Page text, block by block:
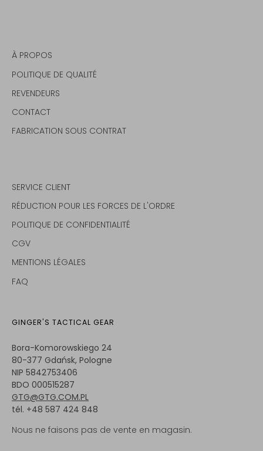
À PROPOS
POLITIQUE DE QUALITÉ
REVENDEURS
CONTACT
FABRICATION SOUS CONTRAT
SERVICE CLIENT
RÉDUCTION POUR LES FORCES DE L'ORDRE
POLITIQUE DE CONFIDENTIALITÉ
CGV
MENTIONS LÉGALES
FAQ
GINGER'S TACTICAL GEAR
Bora-Komorowskiego 24
80-377 Gdańsk, Pologne
NIP 5842753406
BDO 000515287
GTG@GTG.COM.PL
tél. +48 587 424 848
Nous ne faisons pas de vente en magasin.